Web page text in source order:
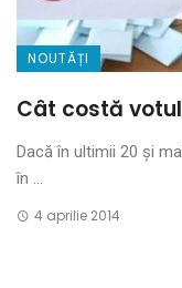
NOUTĂȚI
Cât costă
Dacă în ultimii 20 și
în ...
4 aprilie 2014